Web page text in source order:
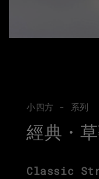
小四方 - 系列
經典・
Classic